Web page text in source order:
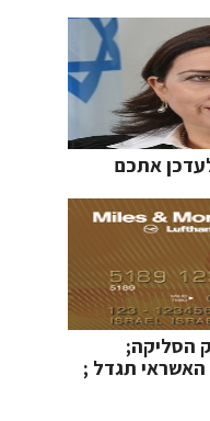
אתכם
הסליקה;
האשראי תגדל ;